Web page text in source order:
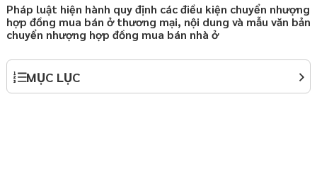
Pháp luật hiện hành quy định các điều kiện chuyển nhượng
hợp đồng mua bán ở thương mại, nội dung và mẫu văn bản
chuyển nhượng hợp đồng mua bán nhà ở
MỤC LỤC
đồng chuyển giao
Luật Doanh